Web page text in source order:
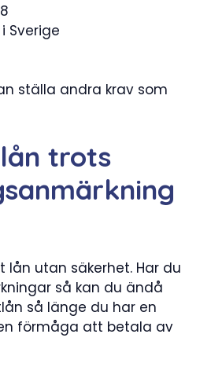
Sverige
ställa andra krav som
trots
lån utan säkerhet. Har du
så kan du ändå
så länge du har en
förmåga att betala av